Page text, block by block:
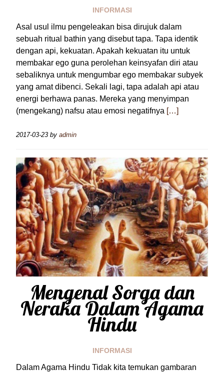
INFORMASI
Asal usul ilmu pengeleakan bisa dirujuk dalam
sebuah ritual bathin yang disebut tapa. Tapa identik
dengan api, kekuatan. Apakah kekuatan itu untuk
membakar ego guna perolehan keinsyafan diri atau
sebaliknya untuk mengumbar ego membakar subyek
yang amat dibenci. Sekali lagi, tapa adalah api atau
energi berhawa panas. Mereka yang menyimpan
(mengekang) nafsu atau emosi negatifnya […]
2017-03-23 by admin
Mengenal Sorga dan
Neraka Dalam Agama
Hindu
INFORMASI
Dalam Agama Hindu Tidak kita temukan gambaran